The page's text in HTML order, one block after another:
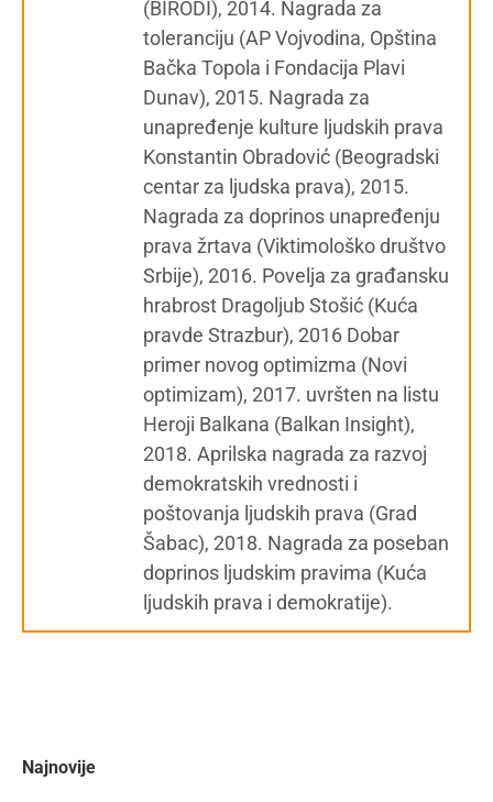
(BIRODI), 2014. Nagrada za
toleranciju (AP Vojvodina, Opština
Bačka Topola i Fondacija Plavi
Dunav), 2015. Nagrada za
unapređenje kulture ljudskih prava
Konstantin Obradović (Beogradski
centar za ljudska prava), 2015.
Nagrada za doprinos unapređenju
prava žrtava (Viktimološko društvo
Srbije), 2016. Povelja za građansku
hrabrost Dragoljub Stošić (Kuća
pravde Strazbur), 2016 Dobar
primer novog optimizma (Novi
optimizam), 2017. uvršten na listu
Heroji Balkana (Balkan Insight),
2018. Aprilska nagrada za razvoj
demokratskih vrednosti i
poštovanja ljudskih prava (Grad
Šabac), 2018. Nagrada za poseban
doprinos ljudskim pravima (Kuća
ljudskih prava i demokratije).
Najnovije